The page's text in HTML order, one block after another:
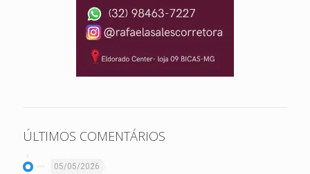
ÚLTIMOS COMENTÁRIOS
05/05/2026